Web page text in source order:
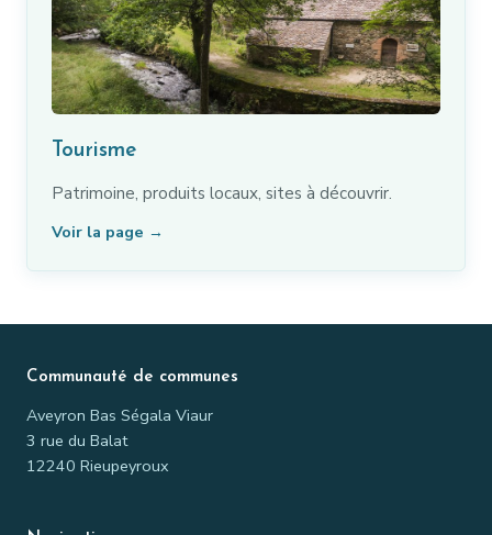
Tourisme
Patrimoine, produits locaux, sites à découvrir.
Voir la page →
Communauté de communes
Aveyron Bas Ségala Viaur
3 rue du Balat
12240 Rieupeyroux